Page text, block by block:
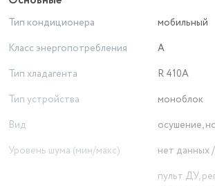
Тип кондиционера
мобильный
Класс энергопотребления
A
Тип хладагента
R 410A
Тип устройства
моноблок
Вид
осушение,
Уровень шума (мин/макс)
нет данных
пульт ДУ,